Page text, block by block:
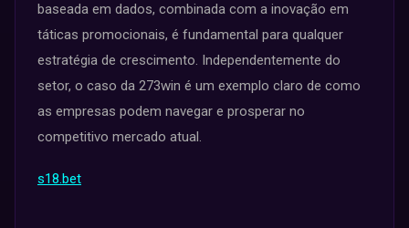
baseada em dados, combinada com a inovação em
táticas promocionais, é fundamental para qualquer
estratégia de crescimento. Independentemente do
setor, o caso da 273win é um exemplo claro de como
as empresas podem navegar e prosperar no
competitivo mercado atual.
s18.bet